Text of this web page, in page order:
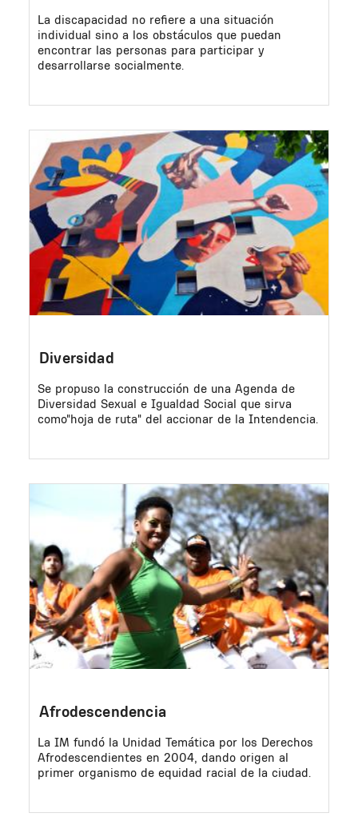
La discapacidad no refiere a una situación
individual sino a los obstáculos que puedan
encontrar las personas para participar y
desarrollarse socialmente.
Image
Diversidad
Se propuso la construcción de una Agenda de
Diversidad Sexual e Igualdad Social que sirva
como"hoja de ruta" del accionar de la Intendencia.
Afrodescendencia
La IM fundó la Unidad Temática por los Derechos
Afrodescendientes en 2004, dando origen al
primer organismo de equidad racial de la ciudad.